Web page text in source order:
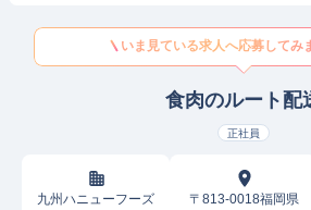
いま見ている求人へ応募してみ
食肉のルート配
正社員
九州ハニューフーズ
〒813-0018福岡県